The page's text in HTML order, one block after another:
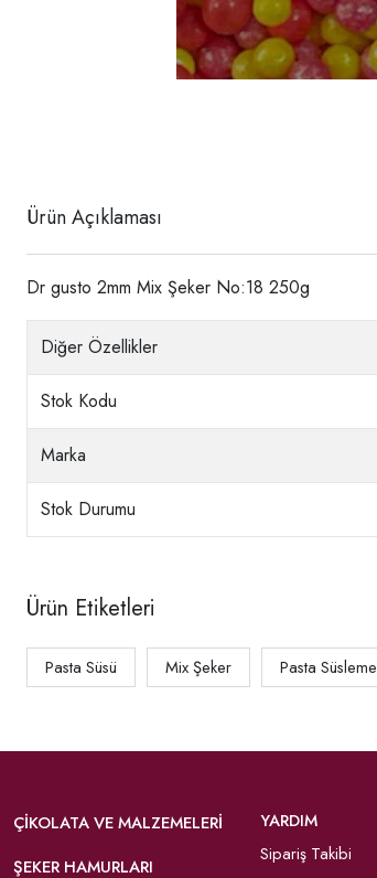
Ürün Açıklaması
Dr gusto 2mm Mix Şeker No:18 250g
Diğer Özellikler
Stok Kodu
Marka
Stok Durumu
Ürün Etiketleri
Pasta Süsü Mix Şeker Pasta Süsleme
ÇIKOLATA VE MALZEMELERI
ŞEKER HAMURLARI
YARDIM
Sipariş Takibi